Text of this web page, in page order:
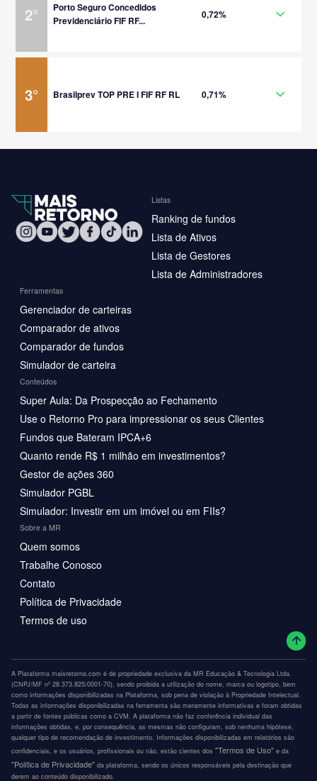
2°
Porto Seguro Concedidos
Previdenciário FIF RF...
0,72%
3° Brasilprev TOP PRE I FIF RF RL 0,71%
Listas
Ranking de fundos
Lista de Ativos
Lista de Gestores
Lista de Administradores
Ferramentas
Gerenciador de carteiras
Comparador de ativos
Comparador de fundos
Simulador de carteira
Conteúdos
Super Aula: Da Prospecção ao Fechamento
Use o Retorno Pro para impressionar os seus Clientes
Fundos que Bateram IPCA+6
Quanto rende R$ 1 milhão em investimentos?
Gestor de ações 360
Simulador PGBL
Simulador: Investir em um imóvel ou em FIIs?
Sobre a MR
Quem somos
Trabalhe Conosco
Contato
Política de Privacidade
Termos de uso
A Plataforma maisretorno.com é de propriedade exclusiva da MR Educação & Tecnologia Ltda.
(CNPJ/MF nº 28.373.825/0001-70), sendo proibida a utilização do nome, marca ou logotipo, bem
como informações disponibilizadas na Plataforma, sob pena de violação à Propriedade Intelectual.
Todas as informações disponibilizadas na ferramenta são meramente informativas e foram obtidas
a partir de fontes públicas como a CVM. A plataforma não faz conferência individual das
informações obtidas, e, por consequência, as mesmas não configuram, sob nenhuma hipótese,
qualquer tipo de recomendação de investimento. Informações disponibilizadas em relatórios são
confidenciais, e os usuários, profissionais ou não, estão cientes dos "Termos de Uso" e da
"Política de Privacidade" da plataforma, sendo os únicos responsáveis pela destinação que
derem ao conteúdo disponibilizado.